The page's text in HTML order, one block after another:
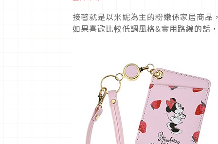
接著就是以米妮為主的粉嫩係家居商
如果喜歡比較低調風格&實用路線的話